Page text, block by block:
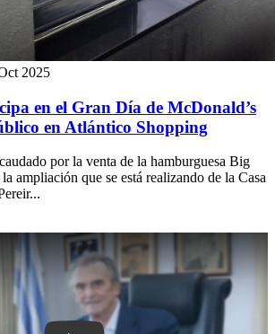
2025
en el Gran Día de McDonald’s
en Atlántico Shopping
por la venta de la hamburguesa Big
ampliación que se está realizando de la Casa